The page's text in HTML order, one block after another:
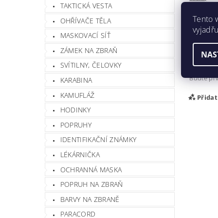
TAKTICKÁ VESTA
OHŘÍVAČE TĚLA
MASKOVACÍ SÍŤ
ZÁMEK NA ZBRAŇ
SVÍTILNY, ČELOVKY
KARABINA
KAMUFLÁŽ
HODINKY
POPRUHY
IDENTIFIKAČNÍ ZNÁMKY
LÉKÁRNIČKA
OCHRANNÁ MASKA
POPRUH NA ZBRAŇ
BARVY NA ZBRANĚ
PARACORD
Buďte
Buďte
Tento